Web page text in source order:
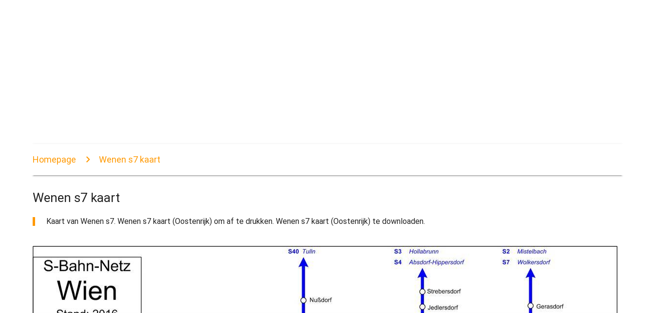
Homepage Wenen s7 kaart
Wenen s7 kaart
Kaart van Wenen s7. Wenen s7 kaart (Oostenrijk) om af te drukken. Wenen s7 kaart (Oostenrijk) te downloaden.